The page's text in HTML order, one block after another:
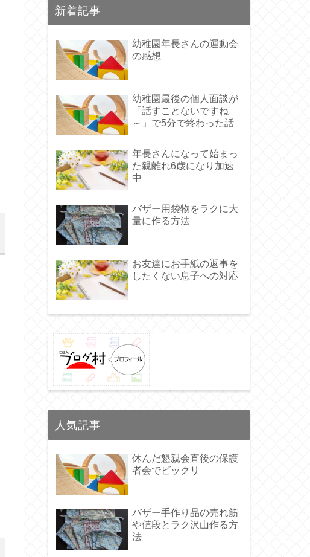
新着記事
幼稚園年長さんの運動会
の感想
幼稚園最後の個人面談が
「話すことないですね
～」で5分で終わった話
年長さんになって始まっ
た親離れ6歳になり加速
中
バザー用袋物をラクに大
量に作る方法
お友達にお手紙の返事を
したくない息子への対応
人気記事
休んだ懇親会直後の保護
者会でビックリ
バザー手作り品の売れ筋
や値段とラク沢山作る方
法